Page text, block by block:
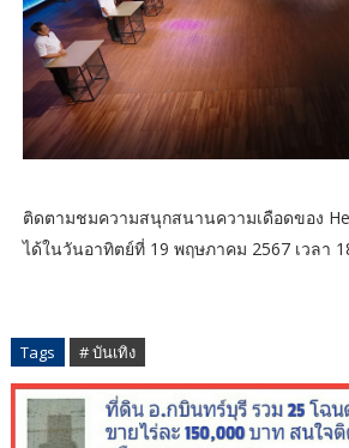
ติดตามชมความสนุกสนานความเดือดของ
ได้ในวันอาทิตย์ที่ 19 พฤษภาคม 2567 เวลา
Tags # บันเทิง